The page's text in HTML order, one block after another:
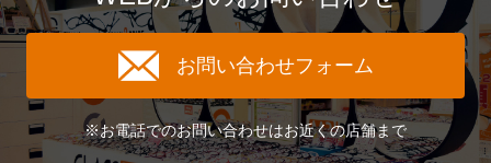
お問い合わせフォーム
※お電話でのお問い合わせはお近くの店舗まで